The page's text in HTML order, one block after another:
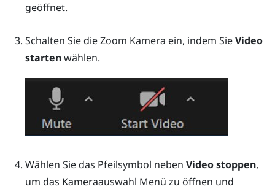
geöffnet.
Schalten Sie dieZoom Kamera ein, indem SieVideo
startenwählen.
Wählen Sie das Pfeilsymbol neben Video stoppen,
um das Kameraauswahl Menü zu öffnen und